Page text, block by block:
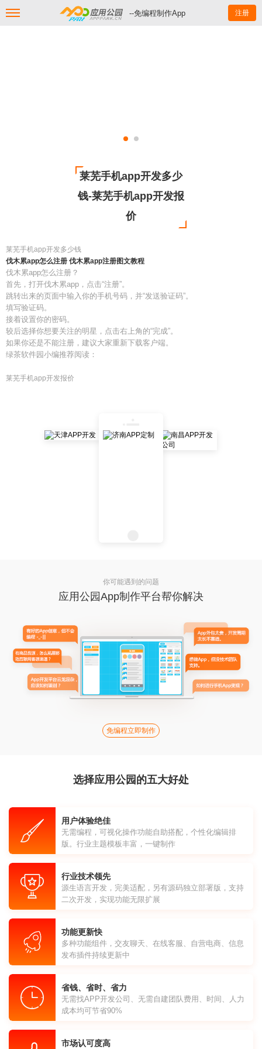
--免编程制作App 注册
莱芜手机app开发多少
钱-莱芜手机app开发报
价
莱芜手机app开发多少钱
伐木累app怎么注册 伐木累app注册图文教程
伐木累app怎么注册？
首先，打开伐木累app，点击“注册”。
跳转出来的页面中输入你的手机号码，并“发送验证码”。
填写验证码。
接着设置你的密码。
较后选择你想要关注的明星，点击右上角的“完成”。
如果你还是不能注册，建议大家重新下载客户端。
绿茶软件园小编推荐阅读：
莱芜手机app开发报价
你可能遇到的问题
应用公园App制作平台帮你解决
免编程立即制作
选择应用公园的五大好处
用户体验绝佳
无需编程，可视化操作功能自助搭配，个性化编辑排
版。行业主题模板丰富，一键制作
行业技术领先
源生语言开发，完美适配，另有源码独立部署版，支持
二次开发，实现功能无限扩展
功能更新快
多种功能组件，交友聊天、在线客服、自营电商、信息
发布插件持续更新中
省钱、省时、省力
无需找APP开发公司、无需自建团队费用、时间、人力
成本均可节省90%
市场认可度高